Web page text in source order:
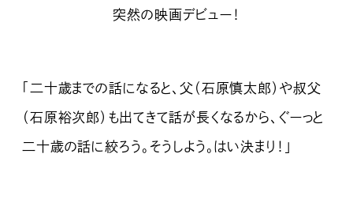
突然の映画デビュー！
「二十歳までの話になると、父（石原慎太郎）や叔父
（石原裕次郎）も出てきて話が長くなるから、ぐーっと
二十歳の話に絞ろう。そうしよう。はい決まり！」